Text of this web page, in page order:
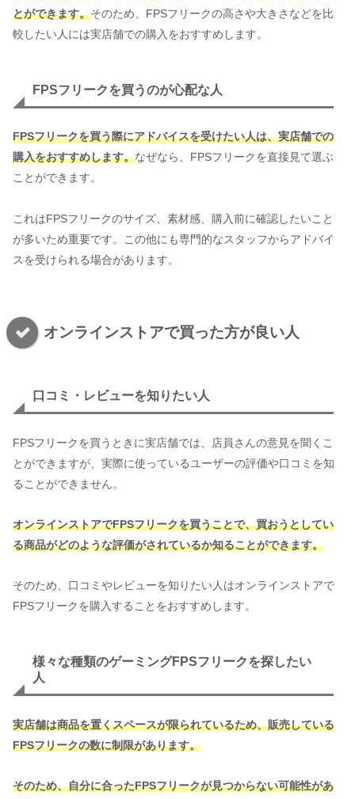
とができます。そのため、FPSフリークの高さや大きさなどを比
較したい人には実店舗での購入をおすすめします。
FPSフリークを買うのが心配な人
FPSフリークを買う際にアドバイスを受けたい人は、実店舗での
購入をおすすめします。なぜなら、FPSフリークを直接見て選ぶ
ことができます。
これはFPSフリークのサイズ、素材感、購入前に確認したいこと
が多いため重要です。この他にも専門的なスタッフからアドバイ
スを受けられる場合があります。
オンラインストアで買った方が良い人
口コミ・レビューを知りたい人
FPSフリークを買うときに実店舗では、店員さんの意見を聞くこ
とができますが、実際に使っているユーザーの評価や口コミを知
ることができません。
オンラインストアでFPSフリークを買うことで、買おうとしてい
る商品がどのような評価がされているか知ることができます。
そのため、口コミやレビューを知りたい人はオンラインストアで
FPSフリークを購入することをおすすめします。
様々な種類のゲーミングFPSフリークを探したい
人
実店舗は商品を置くスペースが限られているため、販売している
FPSフリークの数に制限があります。
そのため、自分に合ったFPSフリークが見つからない可能性があ